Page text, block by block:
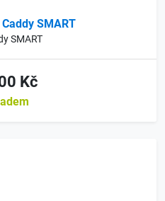
SMART
SMART
Kč